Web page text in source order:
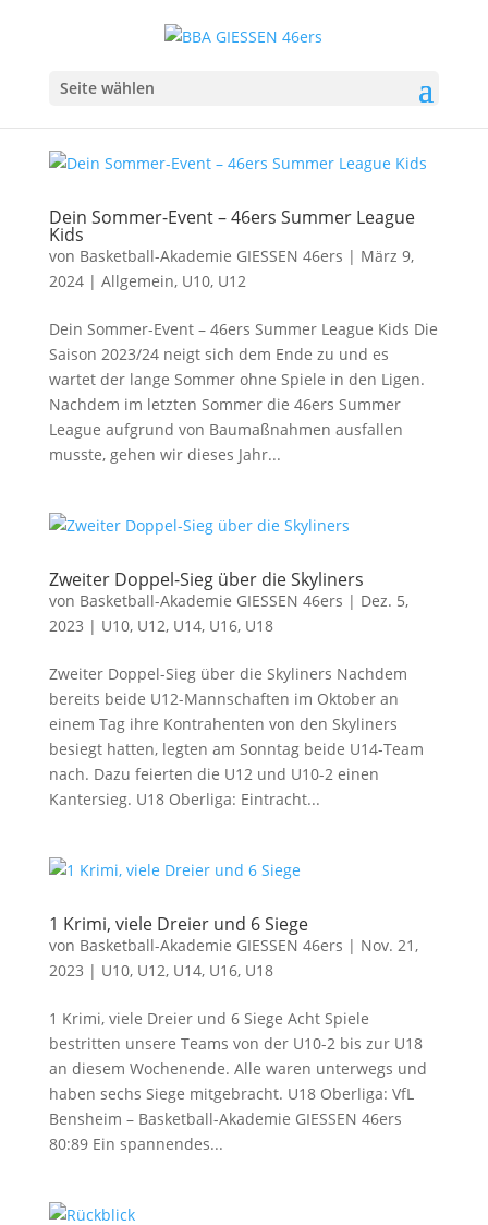
Seite wählen
Dein Sommer-Event – 46ers Summer League
Kids
von Basketball-Akademie GIESSEN 46ers | März 9,
2024| Allgemein, U10, U12
Dein Sommer-Event – 46ers Summer League Kids Die
Saison 2023/24 neigt sich dem Ende zu und es
wartet der lange Sommer ohne Spiele in den Ligen.
Nachdem im letzten Sommer die 46ers Summer
League aufgrund von Baumaßnahmen ausfallen
musste, gehen wir dieses Jahr...
Zweiter Doppel-Sieg über die Skyliners
von Basketball-Akademie GIESSEN 46ers | Dez. 5,
2023 | U10, U12, U14, U16, U18
Zweiter Doppel-Sieg über die Skyliners Nachdem
bereits beide U12-Mannschaften im Oktober an
einem Tag ihre Kontrahenten von den Skyliners
besiegt hatten, legten am Sonntag beide U14-Team
nach. Dazu feierten die U12 und U10-2 einen
Kantersieg. U18 Oberliga: Eintracht...
1 Krimi, viele Dreier und 6 Siege
von Basketball-Akademie GIESSEN 46ers | Nov. 21,
2023 | U10, U12, U14, U16, U18
1 Krimi, viele Dreier und 6 Siege Acht Spiele
bestritten unsere Teams von der U10-2 bis zur U18
an diesem Wochenende. Alle waren unterwegs und
haben sechs Siege mitgebracht. U18 Oberliga: VfL
Bensheim – Basketball-Akademie GIESSEN 46ers
80:89 Ein spannendes...